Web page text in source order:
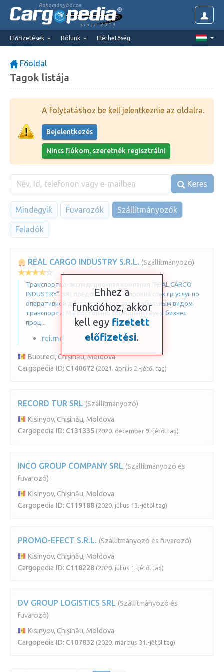
Rakománybörze
since 2014
Előfizetések Rólunk Elérhetőség
Főoldal
Tagok listája
A folytatáshoz be kell jelentkeznie az oldalra.
Bejelentkezés
Nincs fiókom, szeretnék regisztrálni
Keres
Mindegyik Fuvarozók Szállítmányozók
Feladók
REAL CARGO INDUSTRY S.R.L. (Szállítmányozó)
Транспортно-экспедиционная компания “REAL CARGO
INDUSTRY” SRL предоставляет широкий спектр услуг по
оперативной доставке грузов автомобильным видом
транспорта. Мы постоянно совершенствуем бизнес
проц...
rci.md
Bubuieci, Chișinău, Moldova
Cargopedia ID: C140672 (2021. április 2.-jétől tag)
RECORD TUR SRL (Szállítmányozó)
Kisinyov, Chișinău, Moldova
Cargopedia ID: C131335 (2020. december 9.-jétől tag)
INCO GROUP COMPANY SRL (Szállítmányozó és
fuvarozó)
Kisinyov, Chișinău, Moldova
Cargopedia ID: C119188 (2020. július 13.-jétől tag)
PROMO-EFECT S.R.L. (Szállítmányozó és fuvarozó)
Kisinyov, Chișinău, Moldova
Cargopedia ID: C118228 (2020. július 1.-jétől tag)
DV GROUP LOGISTICS SRL (Szállítmányozó és
fuvarozó)
Kisinyov, Chișinău, Moldova
Cargopedia ID: C107832 (2020. március 31.-jétől tag)
Ehhez a
funkcióhoz, akkor
kell egy fizetett
előfizetési.